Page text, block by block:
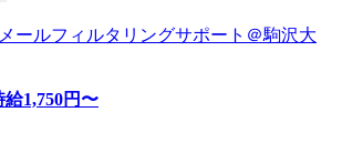
ールフィルタリングサポート＠駒沢大
給1,750円〜